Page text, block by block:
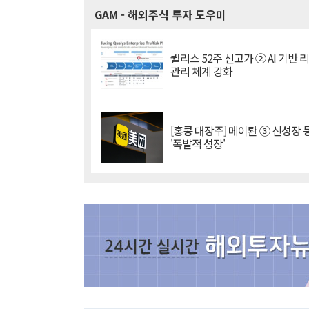
GAM - 해외주식 투자 도우미
퀄리스 52주 신고가 ② AI 기반
관리 체계 강화
[홍콩 대장주] 메이퇀 ③ 신성장
'폭발적 성장'